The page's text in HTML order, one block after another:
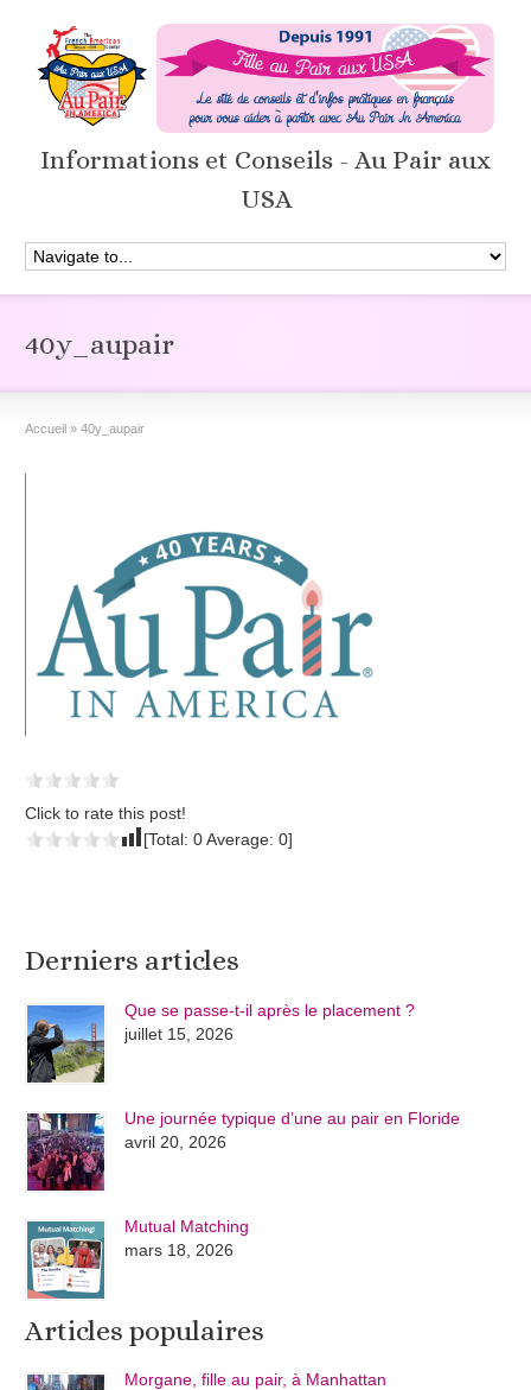
Informations et Conseils - Au Pair aux
USA
40y_aupair
Accueil » 40y_aupair
Click to rate this post!
[Total:0Average:0]
Derniers articles
Que se passe-t-il après le placement ?
juillet 15, 2026
Une journée typique d’une au pair en Floride
avril 20, 2026
Mutual Matching
mars 18, 2026
Articles populaires
Morgane, fille au pair, à Manhattan